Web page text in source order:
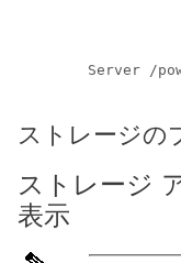
ストレージの
ストレージ
表示